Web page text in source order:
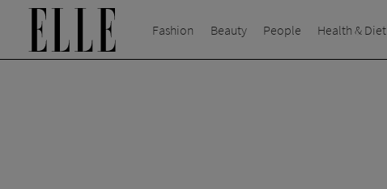
Fashion Beauty People Health & Diet